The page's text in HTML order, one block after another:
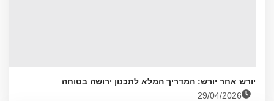
יורש אחר יורש: המדריך המלא לתכנון ירושה בטוחה
29/04/2026